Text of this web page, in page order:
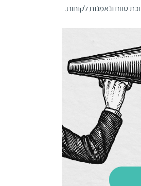
טווח ונאמנות לקוחות.